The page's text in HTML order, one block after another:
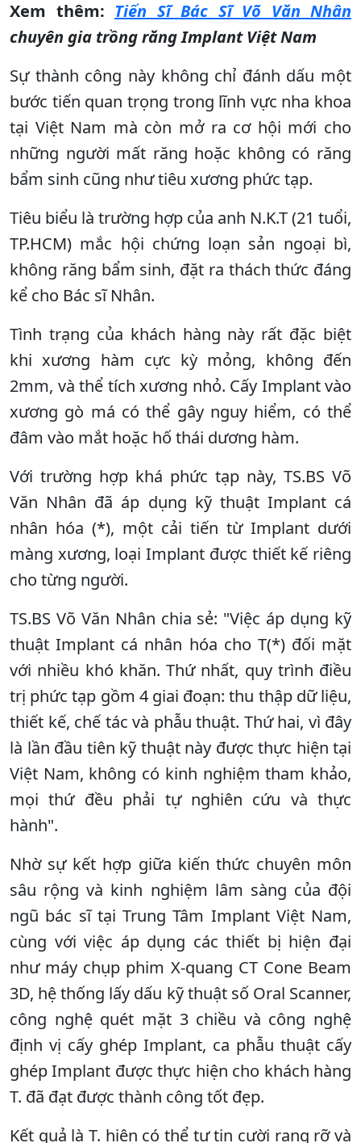
Xem thêm: Tiến Sĩ Bác Sĩ Võ Văn Nhân
chuyên gia trồng răng Implant Việt Nam
Sự thành công này không chỉ đánh dấu một
bước tiến quan trọng trong lĩnh vực nha khoa
tại Việt Nam mà còn mở ra cơ hội mới cho
những người mất răng hoặc không có răng
bẩm sinh cũng như tiêu xương phức tạp.
Tiêu biểu là trường hợp của anh N.K.T (21 tuổi,
TP.HCM) mắc hội chứng loạn sản ngoại bì,
không răng bẩm sinh, đặt ra thách thức đáng
kể cho Bác sĩ Nhân.
Tình trạng của khách hàng này rất đặc biệt
khi xương hàm cực kỳ mỏng, không đến
2mm, và thể tích xương nhỏ. Cấy Implant vào
xương gò má có thể gây nguy hiểm, có thể
đâm vào mắt hoặc hố thái dương hàm.
Với trường hợp khá phức tạp này, TS.BS Võ
Văn Nhân đã áp dụng kỹ thuật Implant cá
nhân hóa (*), một cải tiến từ Implant dưới
màng xương, loại Implant được thiết kế riêng
cho từng người.
TS.BS Võ Văn Nhân chia sẻ: "Việc áp dụng kỹ
thuật Implant cá nhân hóa cho T(*) đối mặt
với nhiều khó khăn. Thứ nhất, quy trình điều
trị phức tạp gồm 4 giai đoạn: thu thập dữ liệu,
thiết kế, chế tác và phẫu thuật. Thứ hai, vì đây
là lần đầu tiên kỹ thuật này được thực hiện tại
Việt Nam, không có kinh nghiệm tham khảo,
mọi thứ đều phải tự nghiên cứu và thực
hành".
Nhờ sự kết hợp giữa kiến thức chuyên môn
sâu rộng và kinh nghiệm lâm sàng của đội
ngũ bác sĩ tại Trung Tâm Implant Việt Nam,
cùng với việc áp dụng các thiết bị hiện đại
như máy chụp phim X-quang CT Cone Beam
3D, hệ thống lấy dấu kỹ thuật số Oral Scanner,
công nghệ quét mặt 3 chiều và công nghệ
định vị cấy ghép Implant, ca phẫu thuật cấy
ghép Implant được thực hiện cho khách hàng
T. đã đạt được thành công tốt đẹp.
Kết quả là T. hiện có thể tự tin cười rạng rỡ và